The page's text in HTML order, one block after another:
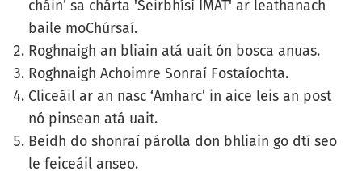
cháin’ sa chárta 'Seirbhísí ÍMAT' ar leathanach
baile moChúrsaí.
Roghnaigh an bliain atá uait ón bosca anuas.
Roghnaigh Achoimre Sonraí Fostaíochta.
Cliceáil ar an nasc ‘Amharc’ in aice leis an post
nó pinsean atá uait.
Beidh do shonraí párolla don bhliain go dtí seo
le feiceáil anseo.